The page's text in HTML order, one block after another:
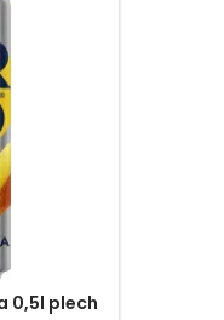
0,5l plech